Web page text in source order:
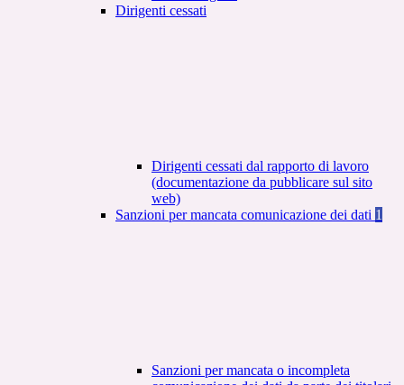
Dirigenti cessati
Dirigenti cessati dal rapporto di lavoro
(documentazione da pubblicare sul sito
web)
Sanzioni per mancata comunicazione dei dati 1
Sanzioni per mancata o incompleta